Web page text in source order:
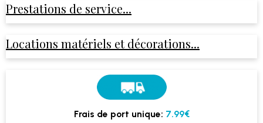
Prestations de service...
Locations matériels et décorations...
Frais de port unique: 7.99€